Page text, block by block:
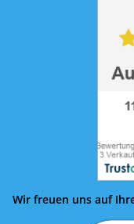
Wir freuen uns auf